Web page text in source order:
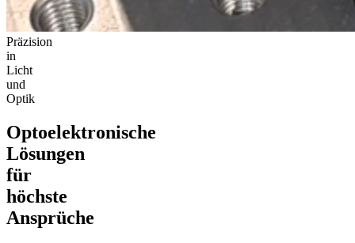
Präzision
in
Licht
und
Optik
Optoelektronische
Lösungen
für
höchste
Ansprüche